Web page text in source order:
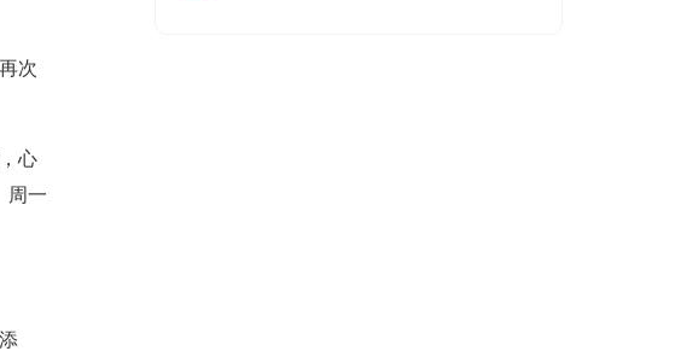
次
心
周一